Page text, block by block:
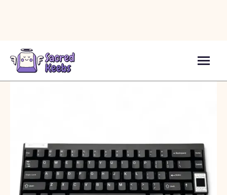
Клавіатури